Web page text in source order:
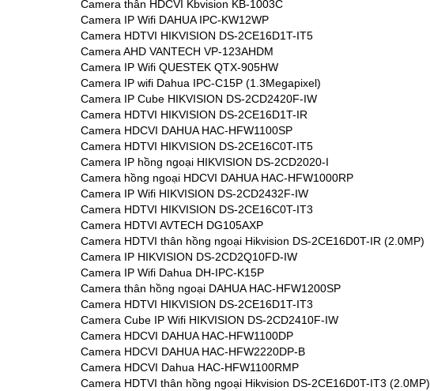
Camera thân HDCVI Kbvision KB-1003C
Camera IP Wifi DAHUA IPC-KW12WP
Camera HDTVI HIKVISION DS-2CE16D1T-IT5
Camera AHD VANTECH VP-123AHDM
Camera IP Wifi QUESTEK QTX-905HW
Camera IP wifi Dahua IPC-C15P (1.3Megapixel)
Camera IP Cube HIKVISION DS-2CD2420F-IW
Camera HDTVI HIKVISION DS-2CE16D1T-IR
Camera HDCVI DAHUA HAC-HFW1100SP
Camera HDTVI HIKVISION DS-2CE16C0T-IT5
Camera IP hồng ngoại HIKVISION DS-2CD2020-I
Camera hồng ngoại HDCVI DAHUA HAC-HFW1000RP
Camera IP Wifi HIKVISION DS-2CD2432F-IW
Camera HDTVI HIKVISION DS-2CE16C0T-IT3
Camera HDTVI AVTECH DG105AXP
Camera HDTVI thân hồng ngoại Hikvision DS-2CE16D0T-IR (2.0MP)
Camera IP HIKVISION DS-2CD2Q10FD-IW
Camera IP Wifi Dahua DH-IPC-K15P
Camera thân hồng ngoại DAHUA HAC-HFW1200SP
Camera HDTVI HIKVISION DS-2CE16D1T-IT3
Camera Cube IP Wifi HIKVISION DS-2CD2410F-IW
Camera HDCVI DAHUA HAC-HFW1100DP
Camera HDCVI DAHUA HAC-HFW2220DP-B
Camera HDCVI Dahua HAC-HFW1100RMP
Camera HDTVI thân hồng ngoại Hikvision DS-2CE16D0T-IT3 (2.0MP)